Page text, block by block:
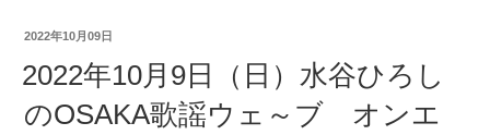
2022年10月09日
2022年10月9日（日）水谷ひろし
のOSAKA歌謡ウェ～ブ オンエ